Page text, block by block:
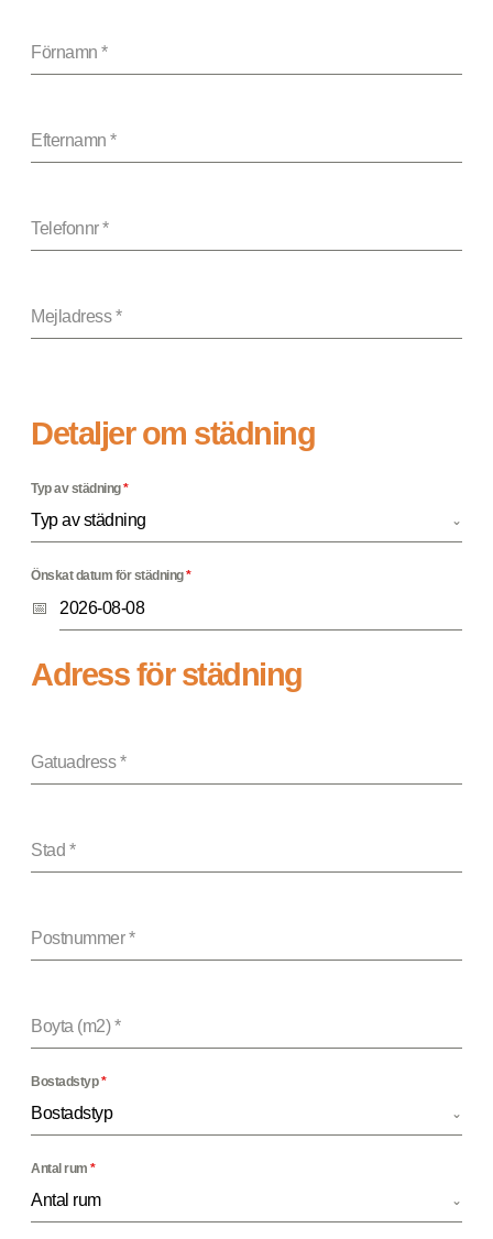
Förnamn*
Efternamn*
Telefonnr*
Mejladress*
Detaljer om städning
Typ av städning*
Typ av städning
Önskat datum för städning*
Adress för städning
Gatuadress*
Stad *
Postnummer*
Boyta (m2)*
Bostadstyp*
Bostadstyp
Antal rum*
Antal rum